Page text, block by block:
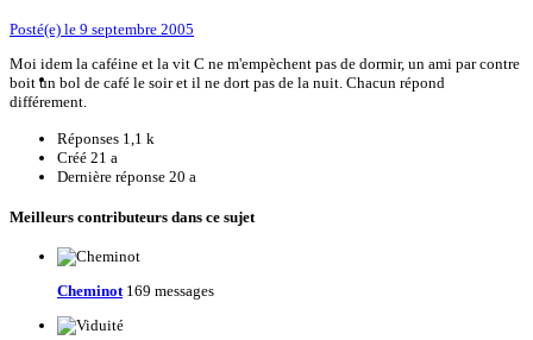
Posté(e) le 9 septembre 2005
Moi idem la caféine et la vit C ne m'empèchent pas de dormir, un ami par contre
boit un bol de café le soir et il ne dort pas de la nuit. Chacun répond
différement.
Réponses 1,1 k
Créé 21 a
Dernière réponse 20 a
Meilleurs contributeurs dans ce sujet
Cheminot 169 messages